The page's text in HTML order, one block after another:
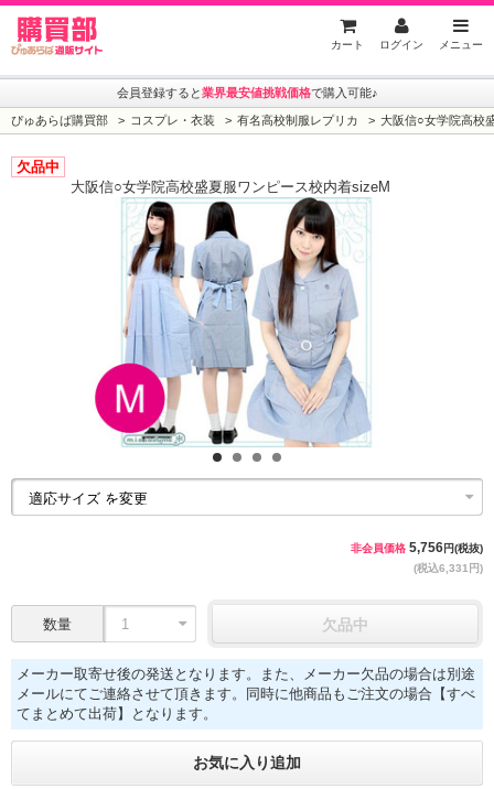
カート ログイン メニュー
会員登録すると業界最安値挑戦価格で購入可能♪
ぴゅあらば購買部 コスプレ・衣装 有名高校制服レプリカ 大阪信○女学院高校
欠品中
大阪信○女学院高校盛夏服ワンピース校内着sizeM
非会員価格 5,756円(税抜)
(税込6,331円)
数量 欠品中
メーカー取寄せ後の発送となります。また、メーカー欠品の場合は別途
メールにてご連絡させて頂きます。同時に他商品もご注文の場合【すべ
てまとめて出荷】となります。
お気に入り追加